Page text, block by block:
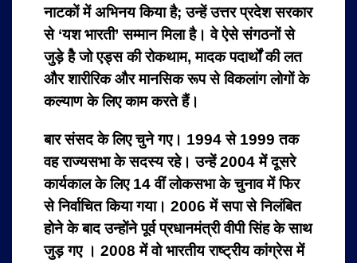
नाटकों में अभिनय किया है; उन्हें उत्तर प्रदेश सरकार
से ‘यश भारती’ सम्मान मिला है। वे ऐसे संगठनों से
जुड़े हैे जो एड्स की रोकथाम, मादक पदार्थों की लत
और शारीरिक और मानसिक रूप से विकलांग लोगों के
कल्याण के लिए काम करते हैं।
बार संसद के लिए चुने गए। 1994 से 1999 तक
वह राज्यसभा के सदस्य रहे। उन्हें 2004 में दूसरे
कार्यकाल के लिए 14 वीं लोकसभा के चुनाव में फिर
से निर्वाचित किया गया। 2006 में सपा से निलंबित
होने के बाद उन्होंने पूर्व प्रधानमंत्री वीपी सिंह के साथ
जुड़ गए । 2008 में वो भारतीय राष्ट्रीय कांग्रेस में